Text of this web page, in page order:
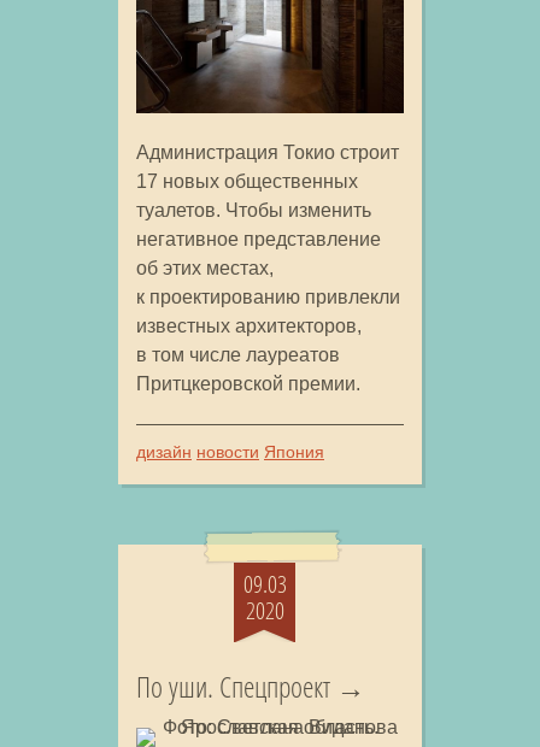
Администрация Токио строит
17 новых общественных
туалетов. Чтобы изменить
негативное представление
об этих местах,
к проектированию привлекли
известных архитекторов,
в том числе лауреатов
Притцкеровской премии.
дизайн новости Япония
09.03
2020
По уши. Спецпроект